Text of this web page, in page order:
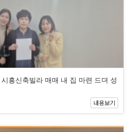
흥신축빌라 매매 내 집 마련 드뎌 성
내용보기